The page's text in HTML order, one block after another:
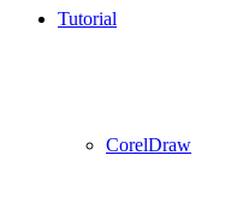
Tutorial
CorelDraw